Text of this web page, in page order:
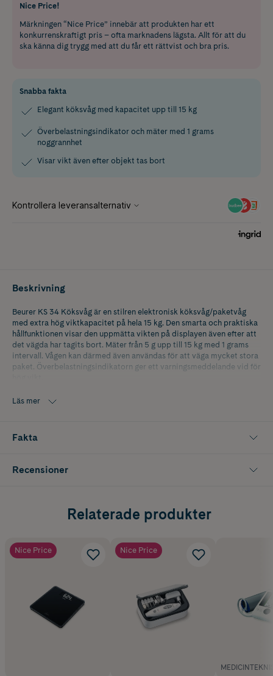
Nice Price!
Märkningen “Nice Price” innebär att produkten har ett
konkurrenskraftigt pris – ofta marknadens lägsta. Allt för att du
ska känna dig trygg med att du får ett rättvist och bra pris.
Snabba fakta
Elegant köksvåg med kapacitet upp till 15 kg
Överbelastningsindikator och mäter med 1 grams
noggrannhet
Visar vikt även efter objekt tas bort
Beskrivning
Beurer KS 34 Köksvåg är en stilren elektronisk köksvåg/paketvåg
med extra hög viktkapacitet på hela 15 kg. Den smarta och praktiska
hållfunktionen visar den uppmätta vikten på displayen även efter att
det vägda har tagits bort. Mäter från 5 g upp till 15 kg med 1 grams
intervall. Vågen kan därmed även användas för att väga mycket stora
paket. Överbelastningsindikatorn ger ett varningsmeddelande vid för
- Automatisk avstängningsfunktion vid inaktivitet
- Lätt att rengöra
- Extra stor LED display 9,5 x 2,5 cm
Läs mer
Fakta
Recensioner
Relaterade produkter
Nice Price Nice Price